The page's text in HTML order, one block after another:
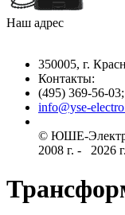
Наш адрес
350005, г.
Контакты: ­
(495) 369-56-03;
info@yse-
© ЮШЕ-
2008 г­. - ­ ­­­­­
2026 г.